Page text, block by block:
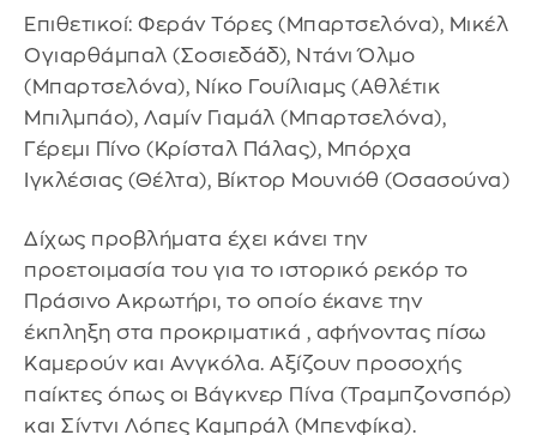
Επιθετικοί: Φεράν Τόρες (Μπαρτσελόνα), Μικέλ
Ογιαρθάμπαλ (Σοσιεδάδ), Ντάνι Όλμο
(Μπαρτσελόνα), Νίκο Γουίλιαμς (Αθλέτικ
Μπιλμπάο), Λαμίν Γιαμάλ (Μπαρτσελόνα),
Γέρεμι Πίνο (Κρίσταλ Πάλας), Μπόρχα
Ιγκλέσιας (Θέλτα), Βίκτορ Μουνιόθ (Οσασούνα)
Δίχως προβλήματα έχει κάνει την
προετοιμασία του για το ιστορικό ρεκόρ το
Πράσινο Ακρωτήρι, το οποίο έκανε την
έκπληξη στα προκριματικά , αφήνοντας πίσω
Καμερούν και Ανγκόλα. Αξίζουν προσοχής
παίκτες όπως οι Βάγκνερ Πίνα (Τραμπζονσπόρ)
και Σίντνι Λόπες Καμπράλ (Μπενφίκα).